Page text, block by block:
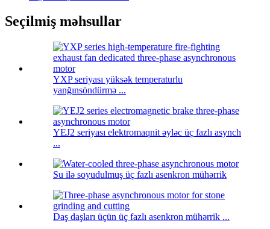
Seçilmiş məhsullar
YXP seriyası yüksək temperaturlu
yanğınsöndürmə ...
YEJ2 seriyası elektromaqnit əyləc üç fazlı asynch
...
Su ilə soyudulmuş üç fazlı asenkron mühərrik
Daş daşları üçün üç fazlı asenkron mühərrik ...